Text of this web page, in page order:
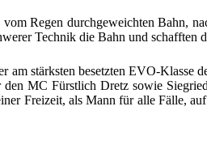
Regen durchgeweichten Bahn,
Technik die Bahn und schafften
stärksten besetzten EVO-Klasse
MC Fürstlich Dretz sowie
Freizeit, als Mann für alle Fälle,